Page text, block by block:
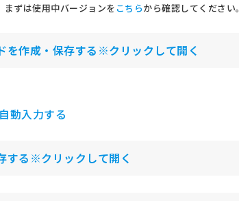
ずは使用中バージョンを こちらから確認してください。
を作成・保存する※クリックして開く
動入力する
する※クリックして開く